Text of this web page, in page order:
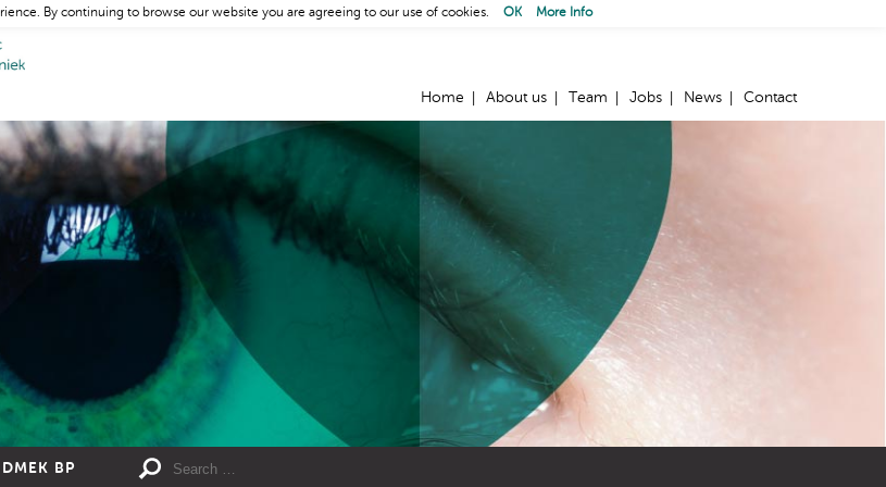
Home About us Team Jobs News Contact
DMEK BP
By continuing to browse our website you are agreeing to our use of cookies. OK More Info